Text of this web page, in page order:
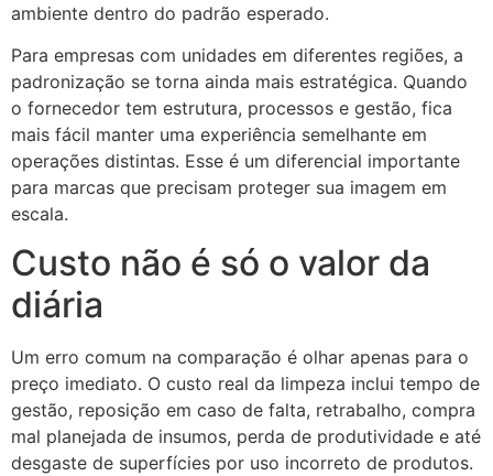
ambiente dentro do padrão esperado.
Para empresas com unidades em diferentes regiões, a
padronização se torna ainda mais estratégica. Quando
o fornecedor tem estrutura, processos e gestão, fica
mais fácil manter uma experiência semelhante em
operações distintas. Esse é um diferencial importante
para marcas que precisam proteger sua imagem em
escala.
Custo não é só o valor da
diária
Um erro comum na comparação é olhar apenas para o
preço imediato. O custo real da limpeza inclui tempo de
gestão, reposição em caso de falta, retrabalho, compra
mal planejada de insumos, perda de produtividade e até
desgaste de superfícies por uso incorreto de produtos.